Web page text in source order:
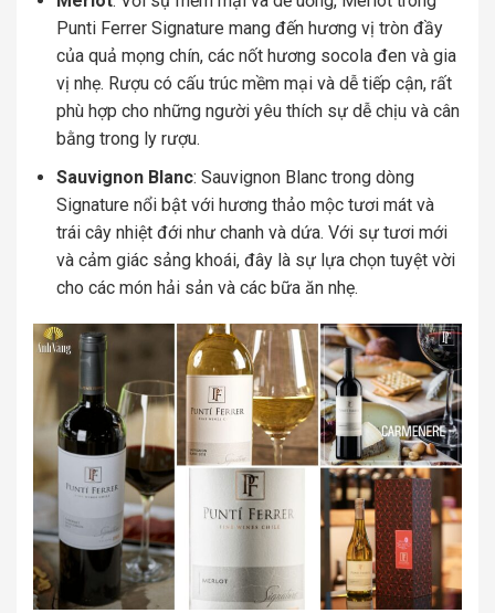
Punti Ferrer Signature mang đến hương vị tròn đầy
của quả mọng chín, các nốt hương socola đen và gia
vị nhẹ. Rượu có cấu trúc mềm mại và dễ tiếp cận, rất
phù hợp cho những người yêu thích sự dễ chịu và cân
bằng trong ly rượu.
Sauvignon Blanc: Sauvignon Blanc trong dòng
Signature nổi bật với hương thảo mộc tươi mát và
trái cây nhiệt đới như chanh và dứa. Với sự tươi mới
và cảm giác sảng khoái, đây là sự lựa chọn tuyệt vời
cho các món hải sản và các bữa ăn nhẹ.